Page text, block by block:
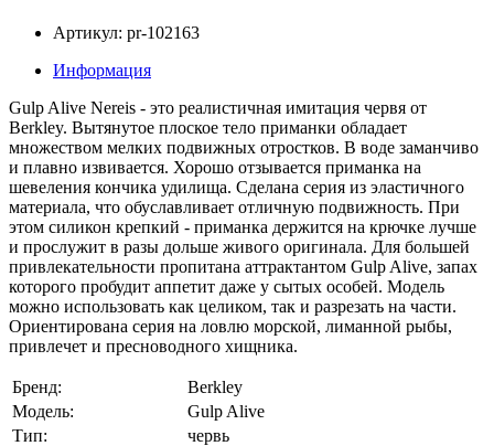
Артикул: pr-102163
Информация
Gulp Alive Nereis - это реалистичная имитация червя от
Berkley. Вытянутое плоское тело приманки обладает
множеством мелких подвижных отростков. В воде заманчиво
и плавно извивается. Хорошо отзывается приманка на
шевеления кончика удилища. Сделана серия из эластичного
материала, что обуславливает отличную подвижность. При
этом силикон крепкий - приманка держится на крючке лучше
и прослужит в разы дольше живого оригинала. Для большей
привлекательности пропитана аттрактантом Gulp Alive, запах
которого пробудит аппетит даже у сытых особей. Модель
можно использовать как целиком, так и разрезать на части.
Ориентирована серия на ловлю морской, лиманной рыбы,
привлечет и пресноводного хищника.
Бренд:
Berkley
Модель:
Gulp Alive
Тип:
червь